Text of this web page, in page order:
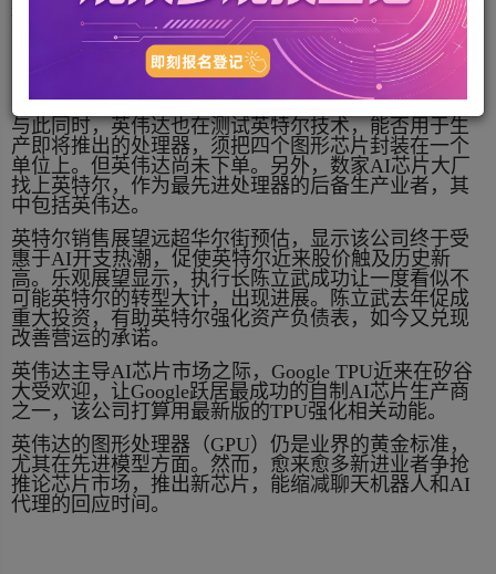
科技媒体Information引述知情人士报导，Google对英特
尔技术测试了好几个月，决定委托该公司代工生产部
分TPU，预定在2028年启动。英特尔能从Google手上
获得订单，主要原因是台积电（2330）产能供不应
与此同时，英伟达也在测试英特尔技术，能否用于生
产即将推出的处理器，须把四个图形芯片封装在一个
单位上。但英伟达尚未下单。另外，数家AI芯片大厂
找上英特尔，作为最先进处理器的后备生产业者，其
中包括英伟达。
英特尔销售展望远超华尔街预估，显示该公司终于受
惠于AI开支热潮，促使英特尔近来股价触及历史新
高。乐观展望显示，执行长陈立武成功让一度看似不
可能英特尔的转型大计，出现进展。陈立武去年促成
重大投资，有助英特尔强化资产负债表，如今又兑现
改善营运的承诺。
英伟达主导AI芯片市场之际，Google TPU近来在矽谷
大受欢迎，让Google跃居最成功的自制AI芯片生产商
之一，该公司打算用最新版的TPU强化相关动能。
英伟达的图形处理器（GPU）仍是业界的黄金标准，
尤其在先进模型方面。然而，愈来愈多新进业者争抢
推论芯片市场，推出新芯片，能缩减聊天机器人和AI
代理的回应时间。